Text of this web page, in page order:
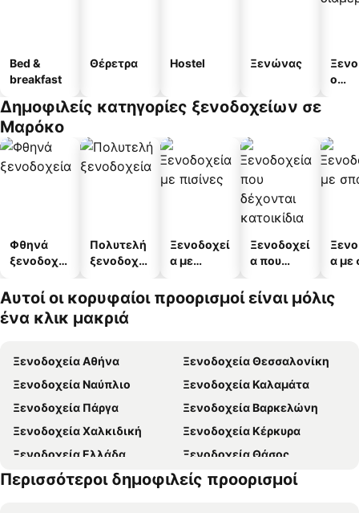
Bed &
breakfast
Θέρετρα Hostel Ξενώνας
ο
Δημοφιλείς κατηγορίες ξενοδοχείων σε
Μαρόκο
Φθηνά
ξενοδοχεί
Πολυτελή
ξενοδοχεί
Ξενοδοχεί
α με
Ξενοδοχεί
α που
κατοικίδι
α
α με
Αυτοί οι κορυφαίοι προορισμοί είναι μόλις
ένα κλικ μακριά
Ξενοδοχεία Αθήνα
Ξενοδοχεία Θεσσαλονίκη
Ξενοδοχεία Ναύπλιο
Ξενοδοχεία Καλαμάτα
Ξενοδοχεία Πάργα
Ξενοδοχεία Βαρκελώνη
Ξενοδοχεία Χαλκιδική
Ξενοδοχεία Κέρκυρα
Ξενοδοχεία Ελλάδα
Ξενοδοχεία Θάσος
Ξενοδοχεία Εύβοια
Ξενοδοχεία Μύκονος
Περισσότεροι δημοφιλείς προορισμοί